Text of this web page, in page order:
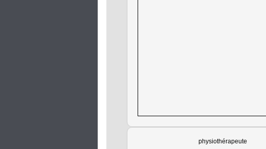
physiothérapeute